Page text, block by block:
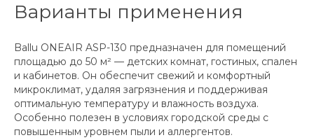
Варианты применения
Ballu ONEAIR ASP-130 предназначен для помещений
площадью до 50 м² — детских комнат, гостиных, спален
и кабинетов. Он обеспечит свежий и комфортный
микроклимат, удаляя загрязнения и поддерживая
оптимальную температуру и влажность воздуха.
Особенно полезен в условиях городской среды с
повышенным уровнем пыли и аллергентов.